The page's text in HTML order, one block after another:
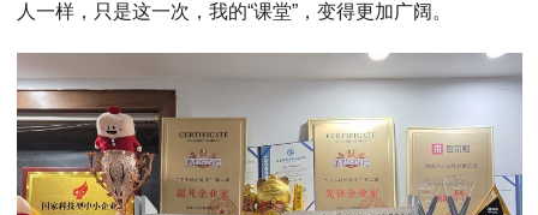
人一样，只是这一次，我的“课堂”，变得更加广阔。